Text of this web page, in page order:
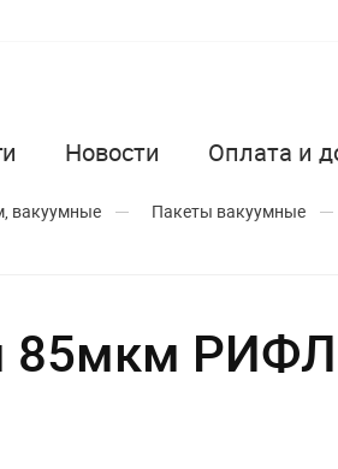
Новости Оплата и
вакуумные
Пакеты вакуумные
85мкм